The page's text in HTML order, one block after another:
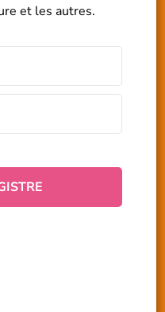
et les autres.